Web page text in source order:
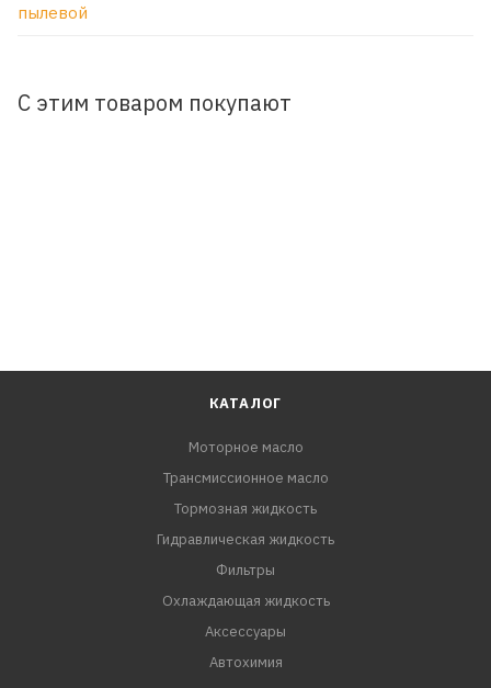
пылевой
С этим товаром покупают
КАТАЛОГ
Моторное масло
Трансмиссионное масло
Тормозная жидкость
Гидравлическая жидкость
Фильтры
Охлаждающая жидкость
Аксессуары
Автохимия